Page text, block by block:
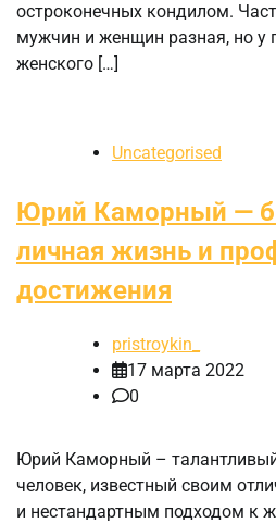
остроконечных кондилом.
мужчин и женщин разная, но у
женского […]
Uncategorised
Юрий Каморный —
личная жизнь и
достижения
pristroykin_
17 марта 2022
0
Юрий Каморный –
человек, известный своим
и нестандартным подходом к